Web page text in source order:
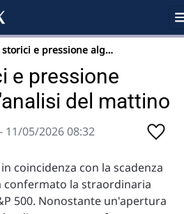
storici e pressione alg…
e pressione
del mattino
- 11/05/2026 08:32
coincidenza con la scadenza
confermato la straordinaria
500. Nonostante un'apertura